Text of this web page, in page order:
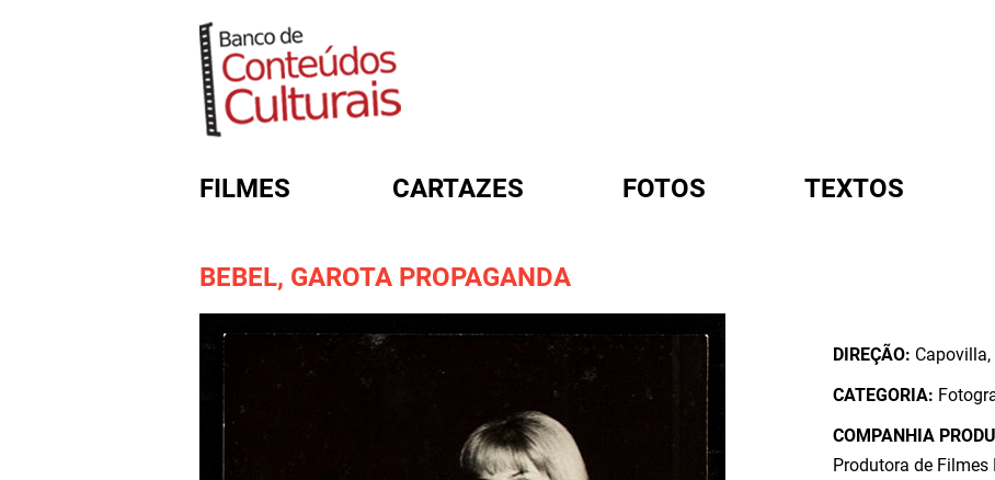
FILMES CARTAZES FOTOS TEXTOS
BEBEL, GAROTA PROPAGANDA
DIREÇÃO:
CATEGORIA:
COMPANHIA
Produtora de
FORMULÁRIO DE BUSCA